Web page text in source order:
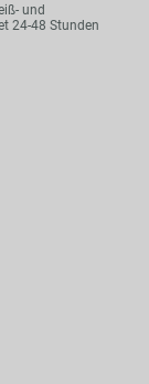
und
24-48 Stunden